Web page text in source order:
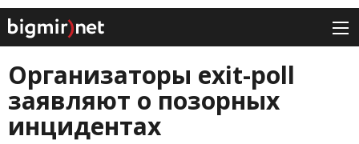
Организаторы exit-poll
заявляют о позорных
инцидентах